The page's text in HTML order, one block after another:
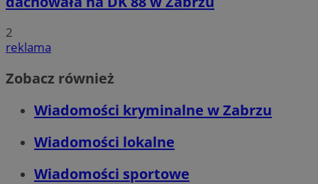
2
reklama
Zobacz również
Wiadomości kryminalne w Zabrzu
Wiadomości lokalne
Wiadomości sportowe